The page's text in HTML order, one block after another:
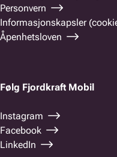
Personvern
Informasjonskapsler
Åpenhetsloven
Følg Fjordkraft Mobil
Instagram
Facebook
LinkedIn